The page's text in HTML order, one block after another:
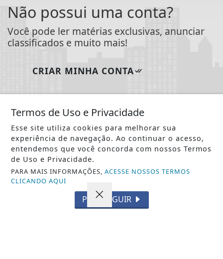
Não possui uma conta?
Você pode ler matérias exclusivas, anunciar
classificados e muito mais!
CRIAR MINHA CONTA
Termos de Uso e Privacidade
Esse site utiliza cookies para melhorar sua
experiência de navegação. Ao continuar o acesso,
entendemos que você concorda com nossos Termos
de Uso e Privacidade.
PARA MAIS INFORMAÇÕES,ACESSE NOSSOS TERMOS
CLICANDO AQUI
PROSSEGUIR